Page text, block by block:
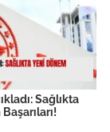
Sağlıkta